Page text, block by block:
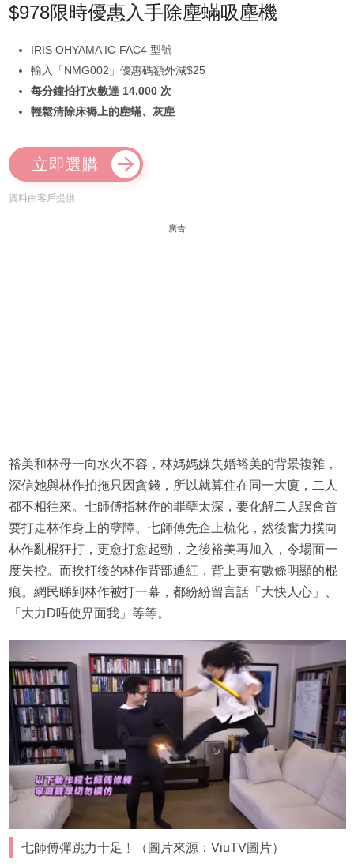
$978限時優惠入手除塵蟎吸塵機
IRIS OHYAMA IC-FAC4 型號
輸入「NMG002」優惠碼額外減$25
每分鐘拍打次數達 14,000 次
輕鬆清除床褥上的塵蟎、灰塵
立即選購
資料由客戶提供
廣告
裕美和林母一向水火不容，林媽媽嫌失婚裕美的背景複雜，
深信她與林作拍拖只因貪錢，所以就算住在同一大廈，二人
都不相往來。七師傅指林作的罪孽太深，要化解二人誤會首
要打走林作身上的孽障。七師傅先企上梳化，然後奮力撲向
林作亂棍狂打，更愈打愈起勁，之後裕美再加入，令場面一
度失控。而挨打後的林作背部通紅，背上更有數條明顯的棍
痕。網民睇到林作被打一幕，都紛紛留言話「大快人心」、
「大力D唔使畀面我」等等。
七師傅彈跳力十足﹗（圖片來源：ViuTV圖片）